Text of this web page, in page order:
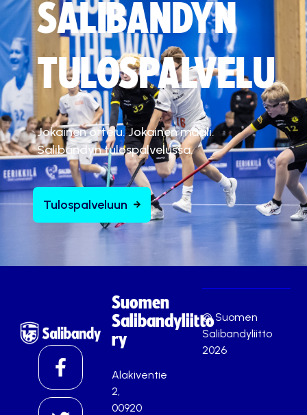
SALIBANDYN
TULOSPALVELU
Jokainen ottelu. Jokainen maali.
Salibandyn tulospalvelussa.
Tulospalveluun
Suomen
Salibandyliitto
ry
Alakiventie
2,
00920
© Suomen
Salibandyliitto
2026